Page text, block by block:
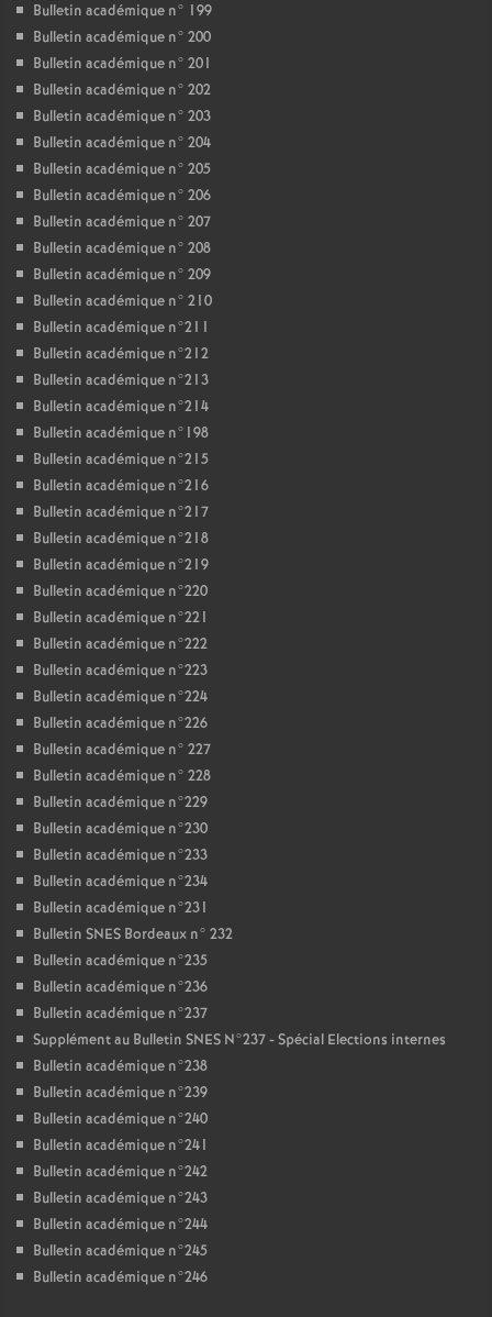
Bulletin académique n° 199
Bulletin académique n° 200
Bulletin académique n° 201
Bulletin académique n° 202
Bulletin académique n° 203
Bulletin académique n° 204
Bulletin académique n° 205
Bulletin académique n° 206
Bulletin académique n° 207
Bulletin académique n° 208
Bulletin académique n° 209
Bulletin académique n° 210
Bulletin académique n°211
Bulletin académique n°212
Bulletin académique n°213
Bulletin académique n°214
Bulletin académique n°198
Bulletin académique n°215
Bulletin académique n°216
Bulletin académique n°217
Bulletin académique n°218
Bulletin académique n°219
Bulletin académique n°220
Bulletin académique n°221
Bulletin académique n°222
Bulletin académique n°223
Bulletin académique n°224
Bulletin académique n°226
Bulletin académique n° 227
Bulletin académique n° 228
Bulletin académique n°229
Bulletin académique n°230
Bulletin académique n°233
Bulletin académique n°234
Bulletin académique n°231
Bulletin SNES Bordeaux n° 232
Bulletin académique n°235
Bulletin académique n°236
Bulletin académique n°237
Supplément au Bulletin SNES N°237 - Spécial Elections internes
Bulletin académique n°238
Bulletin académique n°239
Bulletin académique n°240
Bulletin académique n°241
Bulletin académique n°242
Bulletin académique n°243
Bulletin académique n°244
Bulletin académique n°245
Bulletin académique n°246